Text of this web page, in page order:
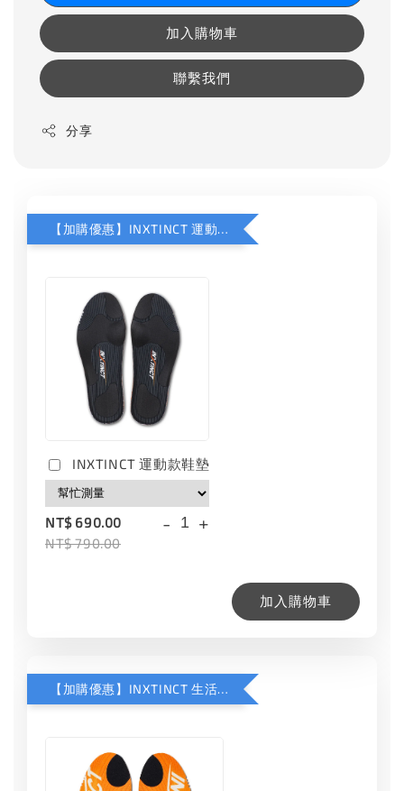
加入購物車
聯繫我們
分享
【加購優惠】INXTINCT 運動款鞋墊
INXTINCT 運動款鞋墊
NT$ 690.00
NT$ 790.00
- +
加入購物車
【加購優惠】INXTINCT 生活日用鞋墊